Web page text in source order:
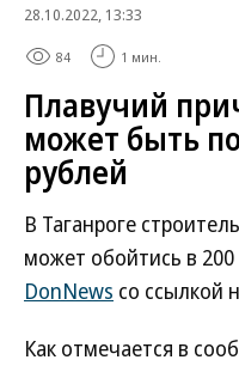
28.10.2022, 13:33
84 1 мин.
Плавучий
может быть
рублей
В Таганроге
может обойтись в
DonNews со ссылкой
Как отмечается в